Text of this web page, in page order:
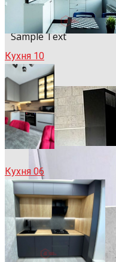
Sample Title
Sample Text
Кухня 10
Кухня 06